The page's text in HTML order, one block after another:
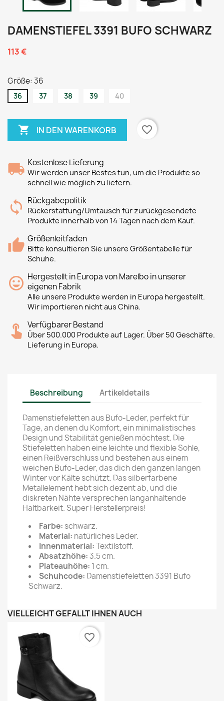
DAMENSTIEFEL 3391 BUFO SCHWARZ
113 €
Größe: 36
36 37 38 39 40
 IN DEN WARENKORB favorite_border
Kostenlose Lieferung
Wir werden unser Bestes tun, um die Produkte so
schnell wie möglich zu liefern.
Rückgabepolitik
Rückerstattung/Umtausch für zurückgesendete
Produkte innerhalb von 14 Tagen nach dem Kauf.
Größenleitfaden
Bitte konsultieren Sie unsere Größentabelle für
Schuhe.
Hergestellt in Europa von Marelbo in unserer
eigenen Fabrik
Alle unsere Produkte werden in Europa hergestellt.
Wir importieren nicht aus China.
Verfügbarer Bestand
Über 500.000 Produkte auf Lager. Über 50 Geschäfte.
Lieferung in Europa.
Beschreibung Artikeldetails
Damenstiefeletten aus Bufo-Leder, perfekt für
Tage, an denen du Komfort, ein minimalistisches
Design und Stabilität genießen möchtest. Die
Stiefeletten haben eine leichte und flexible Sohle,
einen Reißverschluss und bestehen aus einem
weichen Bufo-Leder, das dich den ganzen langen
Winter vor Kälte schützt. Das silberfarbene
Metallelement hebt sich dezent ab, und die
diskreten Nähte versprechen langanhaltende
Haltbarkeit. Super Herstellerpreis!
Farbe: schwarz.
Material: natürliches Leder.
Innenmaterial:Textilstoff.
Absatzhöhe:3.5 cm.
Plateauhöhe: 1 cm.
Schuhcode: Damenstiefeletten 3391 Bufo
Schwarz.
VIELLEICHT GEFÄLLT IHNEN AUCH
favorite_border